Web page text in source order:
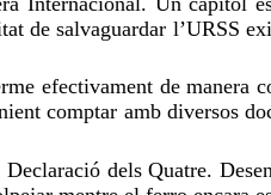
de salvaguardar l’URSS
efectivament de manera
comptar amb diversos
dels Quatre.